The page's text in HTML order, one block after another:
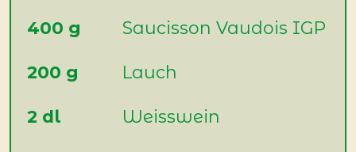
400 g Saucisson Vaudois IGP
200 g Lauch
2 dl Weisswein